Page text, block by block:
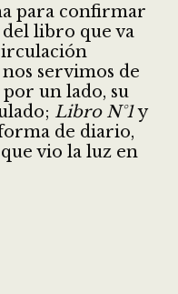
para confirmar
libro que va
servimos de
un lado, su
Libro N°1y
de diario,
que vio la luz en